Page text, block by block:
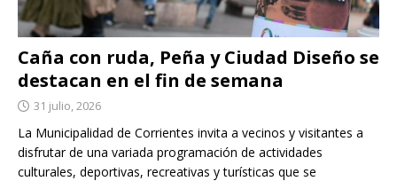
Caña con ruda, Peña y Ciudad Diseño se
destacan en el fin de semana
31 julio, 2026
La Municipalidad de Corrientes invita a vecinos y visitantes a
disfrutar de una variada programación de actividades
culturales, deportivas, recreativas y turísticas que se